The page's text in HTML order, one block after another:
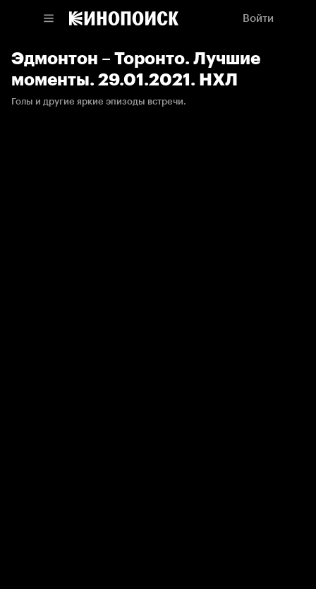
Войти
Эдмонтон – Торонто. Лучшие
моменты. 29.01.2021. НХЛ
Голы и другие яркие эпизоды встречи.